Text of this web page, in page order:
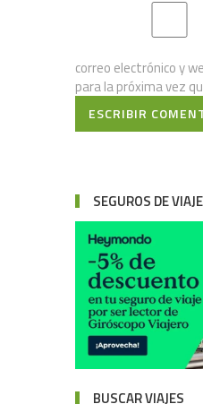
correo electrónico y
para la próxima vez
ESCRIBIR
SEGUROS DE
BUSCAR VIAJES